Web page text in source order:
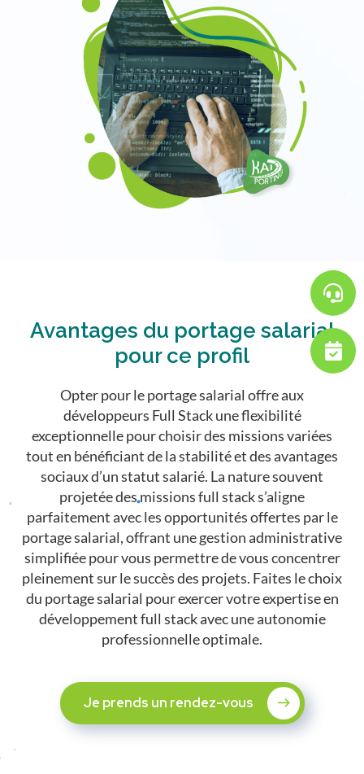
Avantages du portage salarial
pour ce profil
Opter pour le portage salarial offre aux
développeurs Full Stack une flexibilité
exceptionnelle pour choisir des missions variées
tout en bénéficiant de la stabilité et des avantages
sociaux d’un statut salarié. La nature souvent
projetée des missions full stack s’aligne
parfaitement avec les opportunités offertes par le
portage salarial, offrant une gestion administrative
simplifiée pour vous permettre de vous concentrer
pleinement sur le succès des projets. Faites le choix
du portage salarial pour exercer votre expertise en
développement full stack avec une autonomie
professionnelle optimale.
Je prends un rendez-vous